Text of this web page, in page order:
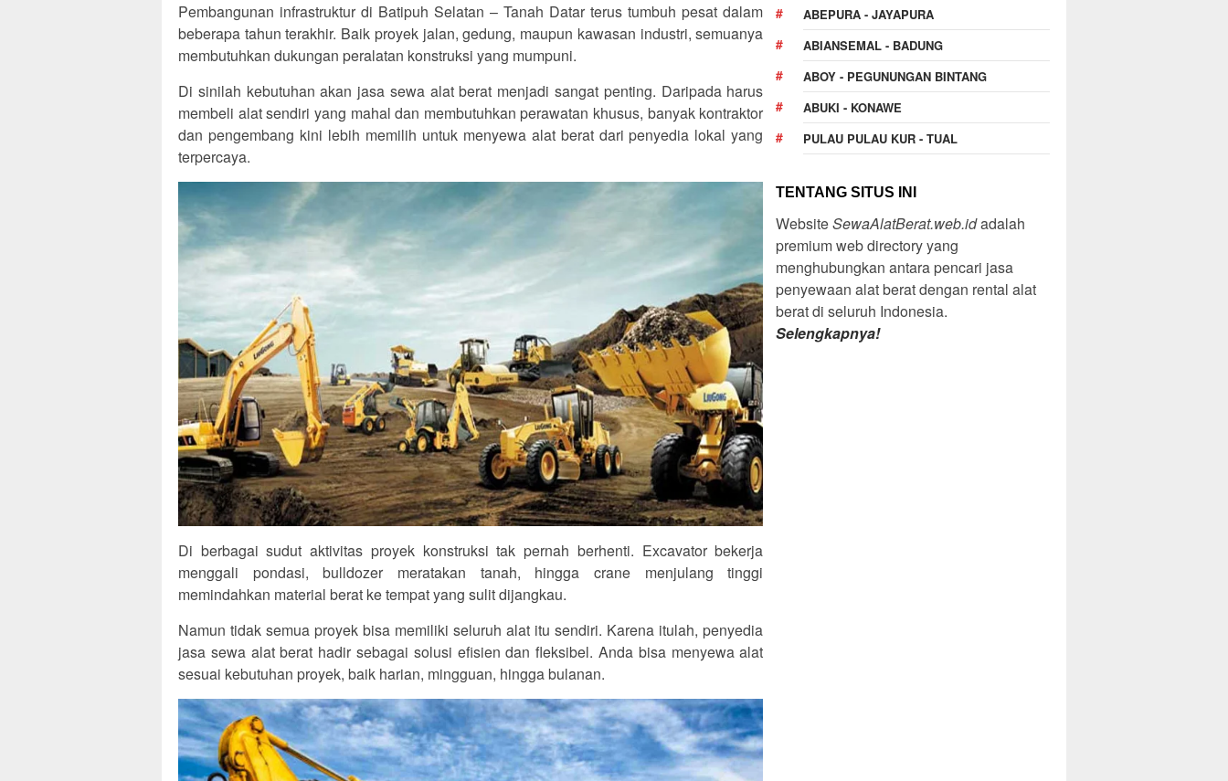
Pembangunan infrastruktur di Batipuh Selatan – Tanah Datar terus tumbuh pesat dalam
beberapa tahun terakhir. Baik proyek jalan, gedung, maupun kawasan industri, semuanya
membutuhkan dukungan peralatan konstruksi yang mumpuni.
Di sinilah kebutuhan akan jasa sewa alat berat menjadi sangat penting. Daripada harus
membeli alat sendiri yang mahal dan membutuhkan perawatan khusus, banyak kontraktor
dan pengembang kini lebih memilih untuk menyewa alat berat dari penyedia lokal yang
terpercaya.
Di berbagai sudut aktivitas proyek konstruksi tak pernah berhenti. Excavator bekerja
menggali pondasi, bulldozer meratakan tanah, hingga crane menjulang tinggi
memindahkan material berat ke tempat yang sulit dijangkau.
Namun tidak semua proyek bisa memiliki seluruh alat itu sendiri. Karena itulah, penyedia
jasa sewa alat berat hadir sebagai solusi efisien dan fleksibel. Anda bisa menyewa alat
sesuai kebutuhan proyek, baik harian, mingguan, hingga bulanan.
ABEPURA - JAYAPURA
ABIANSEMAL - BADUNG
ABOY - PEGUNUNGAN BINTANG
ABUKI - KONAWE
PULAU PULAU KUR - TUAL
TENTANG SITUS INI
WebsiteSewaAlatBerat.web.idadalah
premium web directory yang
menghubungkan antara pencari jasa
penyewaan alat berat dengan rental alat
berat di seluruh Indonesia.
Selengkapnya!